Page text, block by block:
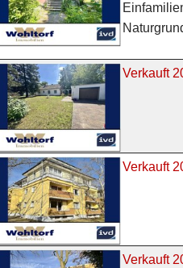
Verkauft
Verkauft
Verkauft